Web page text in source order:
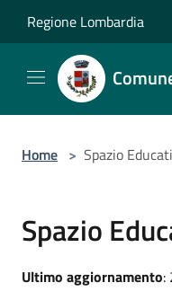
Regione Lombardia
Home > Spazio
Spazio
Ultimo aggiornamento: